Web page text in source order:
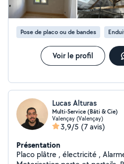
Pose de placo ou de bandes
Voir le profil
Lucas Alturas
Multi-Service (Bâti & Cie)
Valençay (Valençay)
3,9/5 (7 avis)
Présentation
Placo plâtre , électricité ,